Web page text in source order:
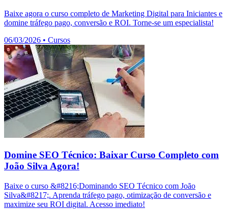
Baixe agora o curso completo de Marketing Digital para Iniciantes e
domine tráfego pago, conversão e ROI. Torne-se um especialista!
06/03/2026 • Cursos
Domine SEO Técnico: Baixar Curso Completo com
João Silva Agora!
Baixe o curso &#8216;Dominando SEO Técnico com João
Silva&#8217;. Aprenda tráfego pago, otimização de conversão e
maximize seu ROI digital. Acesso imediato!